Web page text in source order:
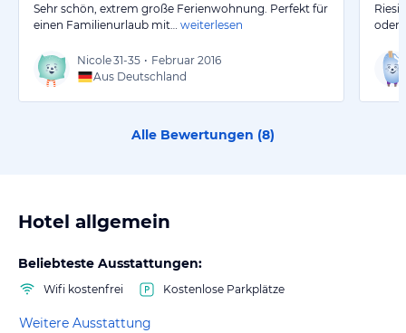
Sehr schön, extrem große Ferienwohnung. Perfekt für
einen Familienurlaub mit…
weiterlesen
Nicole31-35 • Februar 2016
Aus Deutschland
oder
Alle Bewertungen (8)
Hotel allgemein
Beliebteste Ausstattungen:
Wifi kostenfrei Kostenlose Parkplätze
Weitere Ausstattung